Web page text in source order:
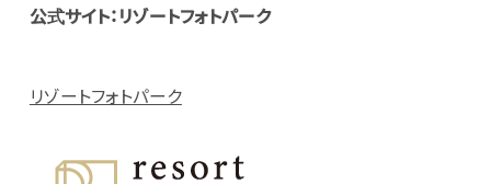
公式サイト：リゾートフォトパーク
リゾートフォトパーク